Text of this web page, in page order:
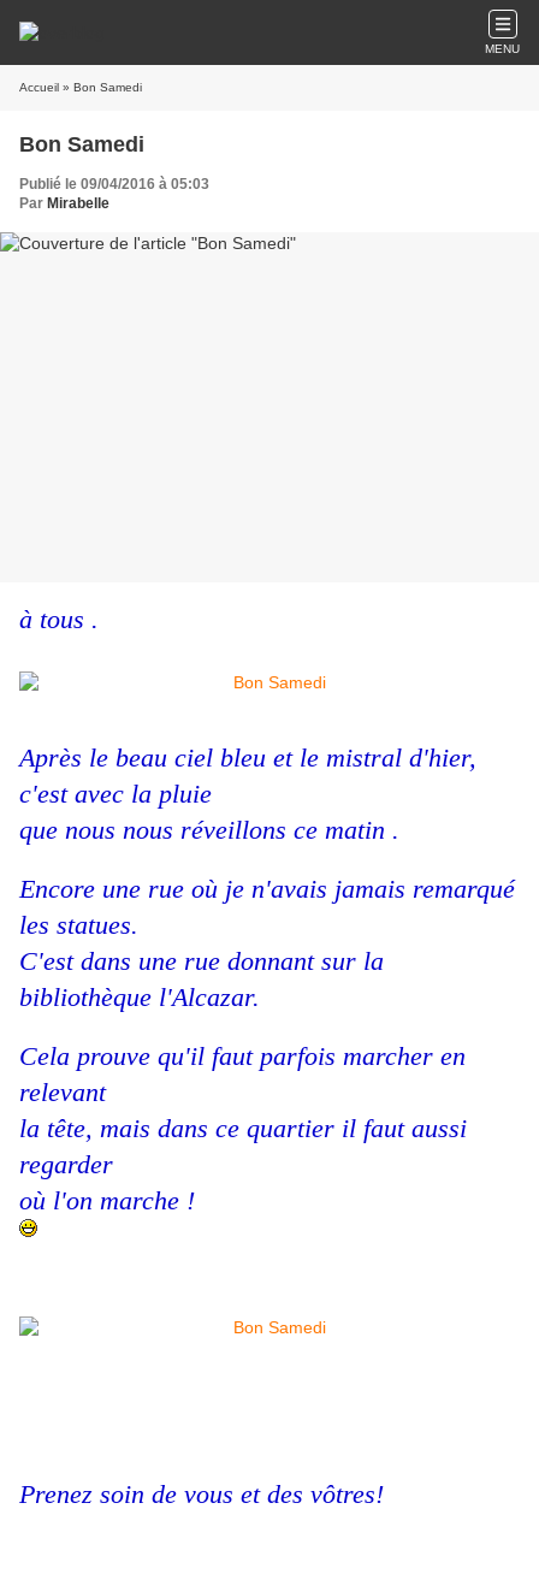
MENU
Accueil » Bon Samedi
Bon Samedi
Publié le 09/04/2016 à 05:03
Par Mirabelle
à tous .
Après le beau ciel bleu et le mistral d'hier,
c'est avec la pluie
que nous nous réveillons ce matin .
Encore une rue où je n'avais jamais remarqué
les statues.
C'est dans une rue donnant sur la
bibliothèque l'Alcazar.
Cela prouve qu'il faut parfois marcher en
relevant
la tête, mais dans ce quartier il faut aussi
regarder
où l'on marche !
Prenez soin de vous et des vôtres!